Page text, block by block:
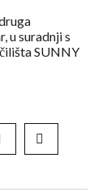
u suradnji s
SUNNY